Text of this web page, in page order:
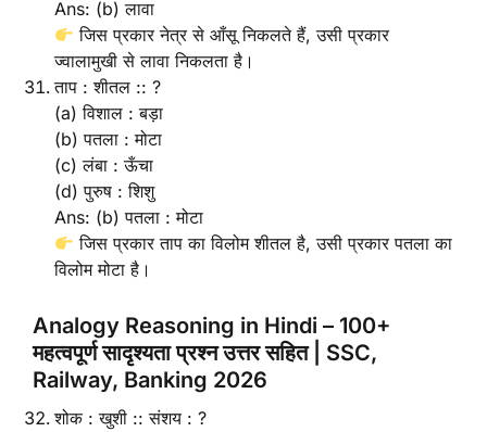
Ans: (b) लावा
जिस प्रकार नेत्र से आँसू निकलते हैं, उसी प्रकार
ज्वालामुखी से लावा निकलता है।
ताप : शीतल :: ?
(a) विशाल : बड़ा
(b) पतला : मोटा
(c) लंबा : ऊँचा
(d) पुरुष : शिशु
Ans: (b) पतला : मोटा
जिस प्रकार ताप का विलोम शीतल है, उसी प्रकार पतला का
विलोम मोटा है।
Analogy Reasoning in Hindi – 100+
महत्वपूर्ण सादृश्यता प्रश्न उत्तर सहित | SSC,
Railway, Banking 2026
शोक : खुशी :: संशय : ?